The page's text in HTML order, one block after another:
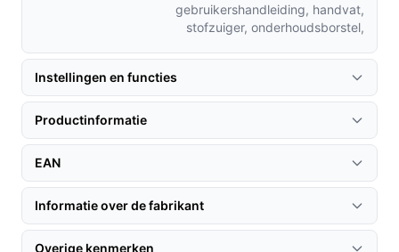
180° platliggend ontwerp:In tegenstelling tot
traditionele stofzuigers kun je met deze stofzuiger
gemakkelijk onder meubels reinigen zonder te
bukken.
deze stofzuiger tot 35 minuten gebruikstijd, wat
stofzuigerzakken; het 0.87 l reservoir is eenvoudig
gebruikershandleiding, handvat,
stofzuiger, onderhoudsborstel,
Instellingen en functies
Productinformatie
EAN
Informatie over de fabrikant
Overige kenmerken